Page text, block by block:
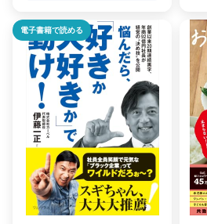
電子書籍で読める